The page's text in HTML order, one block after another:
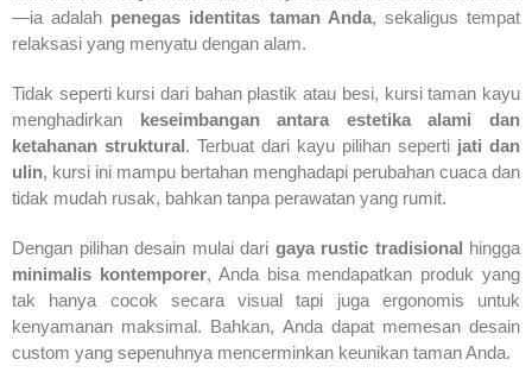
—ia adalah penegas identitas taman Anda, sekaligus tempat
relaksasi yang menyatu dengan alam.
Tidak seperti kursi dari bahan plastik atau besi, kursi taman kayu
menghadirkan keseimbangan antara estetika alami dan
ketahanan struktural. Terbuat dari kayu pilihan seperti jati dan
ulin, kursi ini mampu bertahan menghadapi perubahan cuaca dan
tidak mudah rusak, bahkan tanpa perawatan yang rumit.
Dengan pilihan desain mulai dari gaya rustic tradisional hingga
minimalis kontemporer, Anda bisa mendapatkan produk yang
tak hanya cocok secara visual tapi juga ergonomis untuk
kenyamanan maksimal. Bahkan, Anda dapat memesan desain
custom yang sepenuhnya mencerminkan keunikan taman Anda.